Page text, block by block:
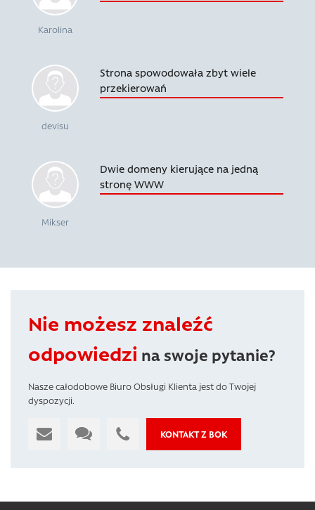
Karolina
devisu
Strona spowodowała zbyt wiele
przekierowań
Mikser
Dwie domeny kierujące na jedną
stronę WWW
Nie możesz znaleźć
odpowiedzi na swoje pytanie?
Nasze całodobowe Biuro Obsługi Klienta jest do Twojej
dyspozycji.
KONTAKT Z BOK